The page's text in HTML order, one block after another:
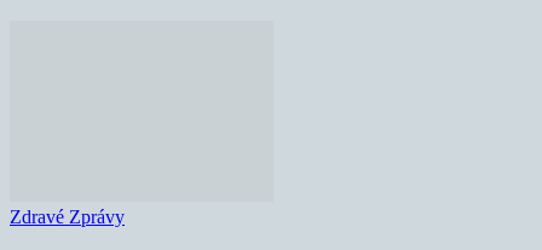
Zdravé Zprávy